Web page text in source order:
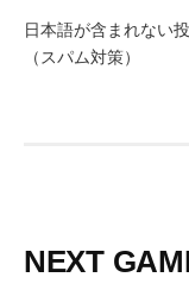
日本語が含まれない
（スパム対策）
NEXT